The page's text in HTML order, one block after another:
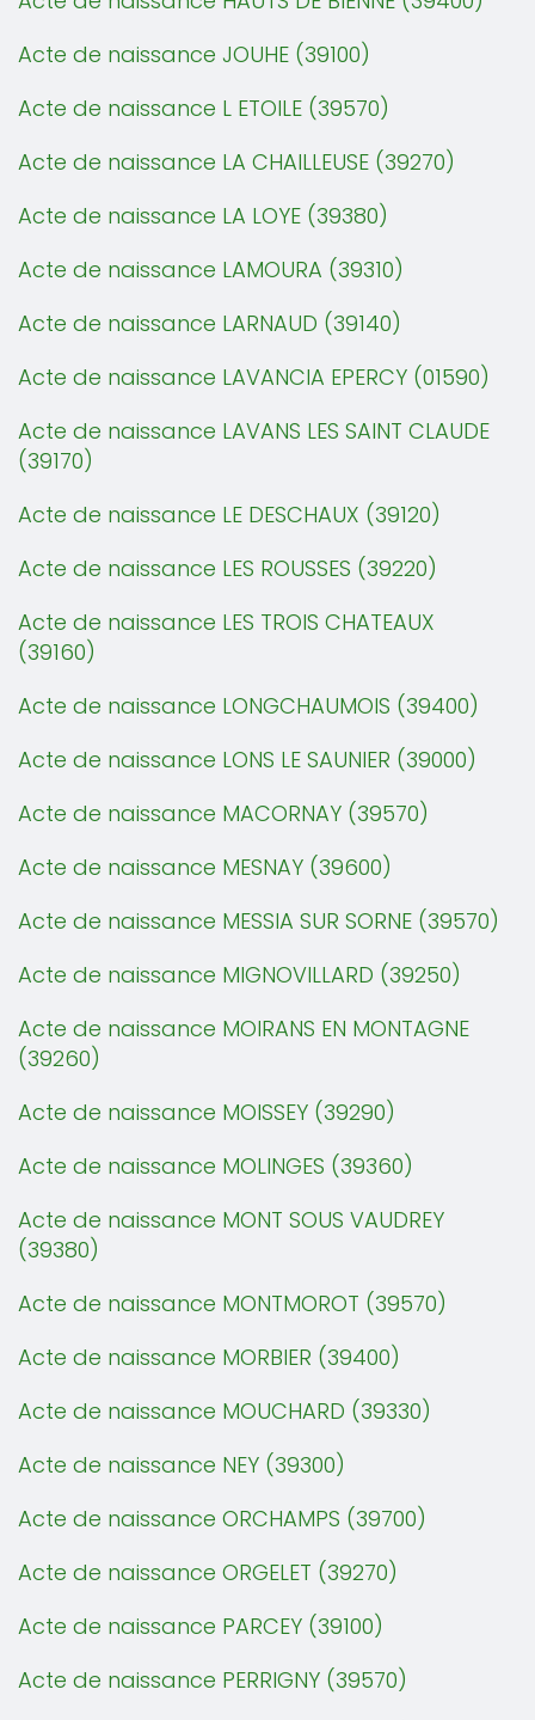
Acte de naissance JOUHE (39100)
Acte de naissance L ETOILE (39570)
Acte de naissance LA CHAILLEUSE (39270)
Acte de naissance LA LOYE (39380)
Acte de naissance LAMOURA (39310)
Acte de naissance LARNAUD (39140)
Acte de naissance LAVANCIA EPERCY (01590)
Acte de naissance LAVANS LES SAINT CLAUDE
(39170)
Acte de naissance LE DESCHAUX (39120)
Acte de naissance LES ROUSSES (39220)
Acte de naissance LES TROIS CHATEAUX
(39160)
Acte de naissance LONGCHAUMOIS (39400)
Acte de naissance LONS LE SAUNIER (39000)
Acte de naissance MACORNAY (39570)
Acte de naissance MESNAY (39600)
Acte de naissance MESSIA SUR SORNE (39570)
Acte de naissance MIGNOVILLARD (39250)
Acte de naissance MOIRANS EN MONTAGNE
(39260)
Acte de naissance MOISSEY (39290)
Acte de naissance MOLINGES (39360)
Acte de naissance MONT SOUS VAUDREY
(39380)
Acte de naissance MONTMOROT (39570)
Acte de naissance MORBIER (39400)
Acte de naissance MOUCHARD (39330)
Acte de naissance NEY (39300)
Acte de naissance ORCHAMPS (39700)
Acte de naissance ORGELET (39270)
Acte de naissance PARCEY (39100)
Acte de naissance PERRIGNY (39570)